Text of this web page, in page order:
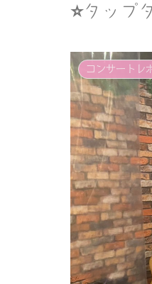
⭐️タップ
コンサートレ